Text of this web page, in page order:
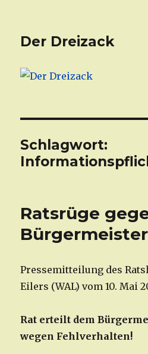
Der Dreizack
Schlagwort:
Ratsrüge
Pressemitteilung des
Eilers (WAL) vom 10. Mai
Rat erteilt dem
wegen Fehlverhalten!